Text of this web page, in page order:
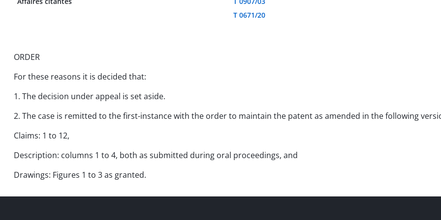
T 0671/20
ORDER
For these reasons it is decided that:
1. The decision under appeal is set aside.
2. The case is remitted to the first-instance with the order to maintain the patent as amended in the following
Claims: 1 to 12,
Description: columns 1 to 4, both as submitted during oral proceedings, and
Drawings: Figures 1 to 3 as granted.